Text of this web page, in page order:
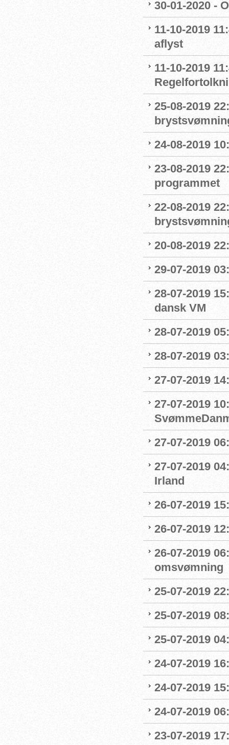
30-01-2020 -
11-10-2019
aflyst
11-10-2019
25-08-2019
24-08-2019
23-08-2019
programmet
22-08-2019
20-08-2019
29-07-2019
28-07-2019
dansk VM
28-07-2019
28-07-2019
27-07-2019
27-07-2019
27-07-2019
27-07-2019
Irland
26-07-2019
26-07-2019
26-07-2019
omsvømning
25-07-2019
25-07-2019
25-07-2019
24-07-2019
24-07-2019
24-07-2019
23-07-2019